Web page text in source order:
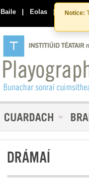
Notice:
Baile | Eolas | Déan
DRÁMAÍ